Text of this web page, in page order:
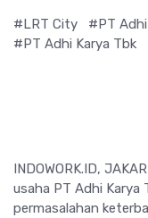
#LRT City
#PT
#PT Adhi Karya Tbk
INDOWORK.ID,
usaha PT Adhi Karya
permasalahan